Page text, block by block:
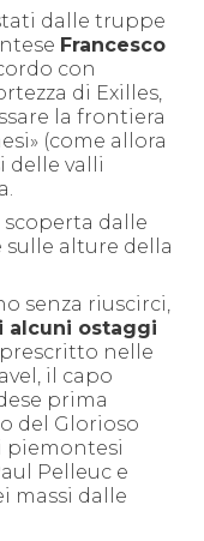
dalle truppe
Francesco
con
di Exilles,
la frontiera
(come allora
delle valli
scoperta dalle
alture della
senza riuscirci,
alcuni ostaggi
nelle
il capo
prima
del Glorioso
piemontesi
Pelleuc e
massi dalle